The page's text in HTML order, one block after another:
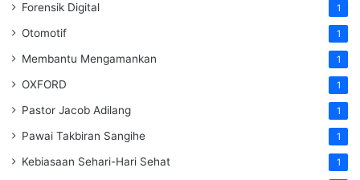
Forensik Digital 1
Otomotif 1
Membantu Mengamankan 1
OXFORD 1
Pastor Jacob Adilang 1
Pawai Takbiran Sangihe 1
Kebiasaan Sehari-Hari Sehat 1